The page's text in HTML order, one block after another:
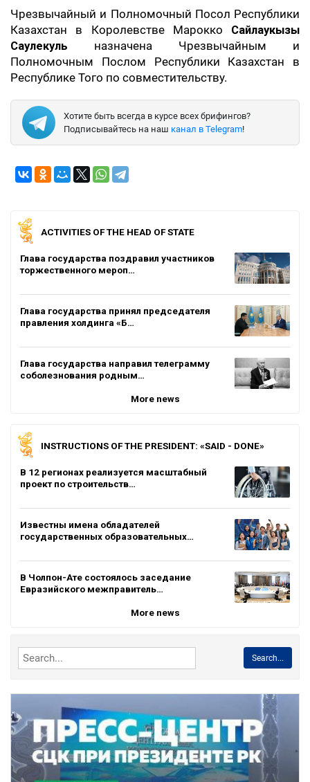
Чрезвычайный и Полномочный Посол Республики
Казахстан в Королевстве Марокко Сайлаукызы
Саулекуль назначена Чрезвычайным и
Полномочным Послом Республики Казахстан в
Республике Того по совместительству.
Хотите быть всегда в курсе всех брифингов?
Подписывайтесь на наш канал в Telegram!
ACTIVITIES OF THE HEAD OF STATE
Глава государства поздравил участников
торжественного мероп…
Глава государства принял председателя
правления холдинга «Б…
Глава государства направил телеграмму
соболезнования родным…
More news
INSTRUCTIONS OF THE PRESIDENT: «SAID - DONE»
В 12 регионах реализуется масштабный
проект по строительств…
Известны имена обладателей
государственных образовательных…
В Чолпон-Ате состоялось заседание
Евразийского межправитель…
More news
Search...